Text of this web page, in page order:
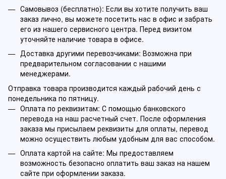
Самовывоз (бесплатно): Если вы хотите получить ваш
заказ лично, вы можете посетить нас в офис и забрать
его из нашего сервисного центра. Перед визитом
уточняйте наличие товара в офисе.
Доставка другими перевозчиками: Возможна при
предварительном согласовании с нашими
менеджерами.
Отправка товара производится каждый рабочий день с
понедельника по пятницу.
Оплата по реквизитам: С помощью банковского
перевода на наш расчетный счет. После оформления
заказа мы присылаем реквизиты для оплаты, перевод
можно осуществить любым удобным для вас способом.
Оплата картой на сайте: Мы предоставляем
возможность безопасно оплатить ваш заказ на нашем
сайте при оформлении заказа.